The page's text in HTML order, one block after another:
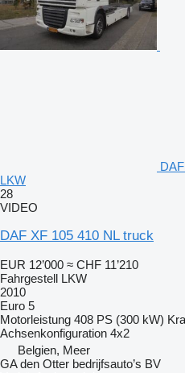
LKW
28
VIDEO
DAF XF 105 410 NL truck
EUR 12’000 ≈ CHF 11’210
Fahrgestell LKW
2010
Euro 5
Motorleistung 408 PS (300 kW)
Achsenkonfiguration 4x2
Belgien, Meer
GA den Otter bedrijfsauto’s BV